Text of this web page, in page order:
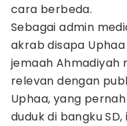
cara berbeda.
Sebagai admin
akrab disapa
jemaah Ahmadiyah
relevan dengan
Uphaa, yang
duduk di bangku